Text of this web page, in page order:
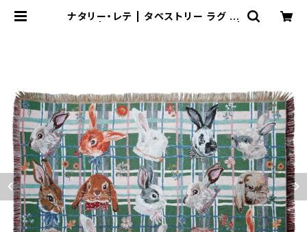
ナタリー・レテ | タペストリー ラグ ラ